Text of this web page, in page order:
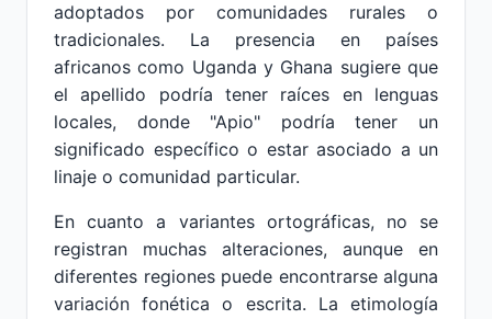
adoptados por comunidades rurales o
tradicionales. La presencia en países
africanos como Uganda y Ghana sugiere que
el apellido podría tener raíces en lenguas
locales, donde "Apio" podría tener un
significado específico o estar asociado a un
linaje o comunidad particular.
En cuanto a variantes ortográficas, no se
registran muchas alteraciones, aunque en
diferentes regiones puede encontrarse alguna
variación fonética o escrita. La etimología